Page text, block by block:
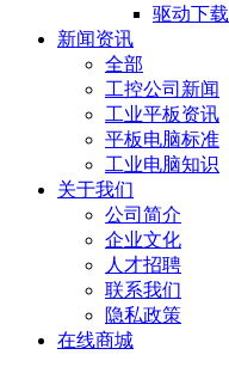
驱动下载
新闻资讯
全部
工控公司新闻
工业平板资讯
平板电脑标准
工业电脑知识
关于我们
公司简介
企业文化
人才招聘
联系我们
隐私政策
在线商城